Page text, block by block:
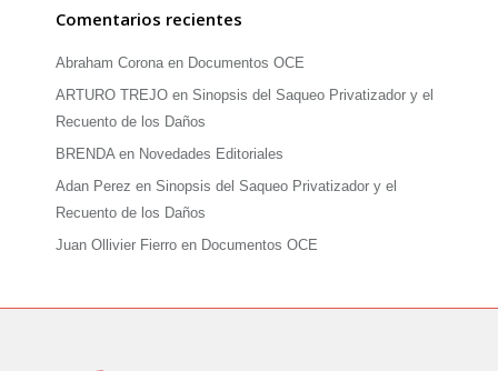
Comentarios recientes
Abraham Coronaen Documentos OCE
ARTURO TREJO en Sinopsis del Saqueo Privatizador y el
Recuento de los Daños
BRENDAen Novedades Editoriales
Adan Perez en Sinopsis del Saqueo Privatizador y el
Recuento de los Daños
Juan Ollivier Fierro en Documentos OCE